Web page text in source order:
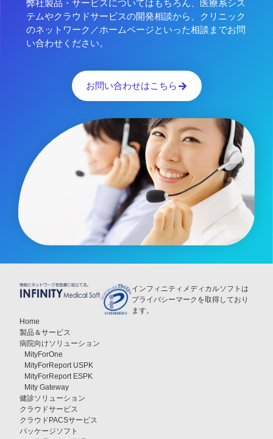
弊社製品・サービスについてはもちろん、医療系シス
テムやクラウドサービスの開発相談から、クリニック
のネットワーク／ホームページといった相談までお問
い合わせください。
お問い合わせはこちら
インフィニティメディカルソフトは
プライバシーマークを取得しており
ます。
Home
製品＆サービス
病院向けソリューション
MityForOne
MityForReport USPK
MityForReport ESPK
Mity Gateway
健診ソリューション
クラウドサービス
クラウドPACSサービス
パッケージソフト